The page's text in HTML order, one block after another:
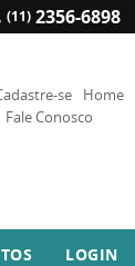
(11) 2356-6898
se Home
Fale Conosco
LOGIN